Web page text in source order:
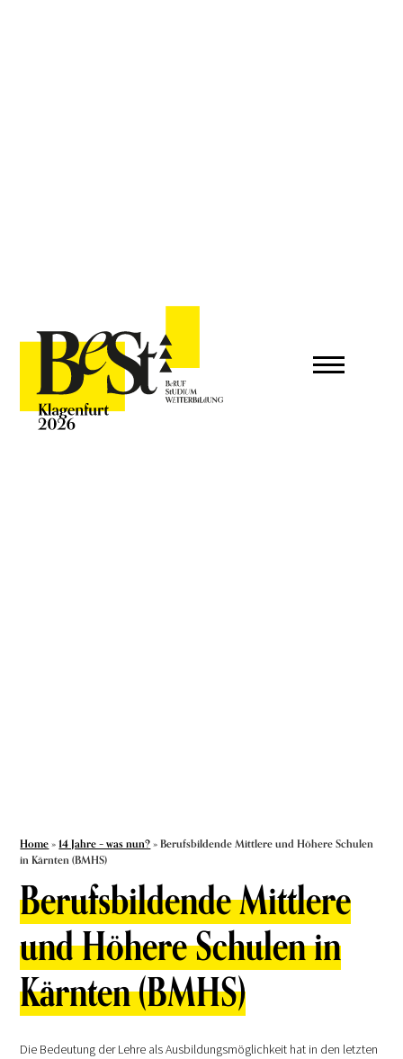
Home»14 Jahre – was nun?»Berufsbildende Mittlere und Höhere Schulen
in Kärnten (BMHS)
Berufsbildende Mittlere
und Höhere Schulen in
Kärnten (BMHS)
Die Bedeutung der Lehre als Ausbildungsmöglichkeit hat in den letzten